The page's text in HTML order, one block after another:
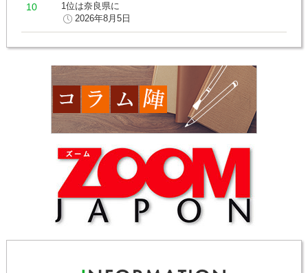
1位は奈良県に
2026年8月5日